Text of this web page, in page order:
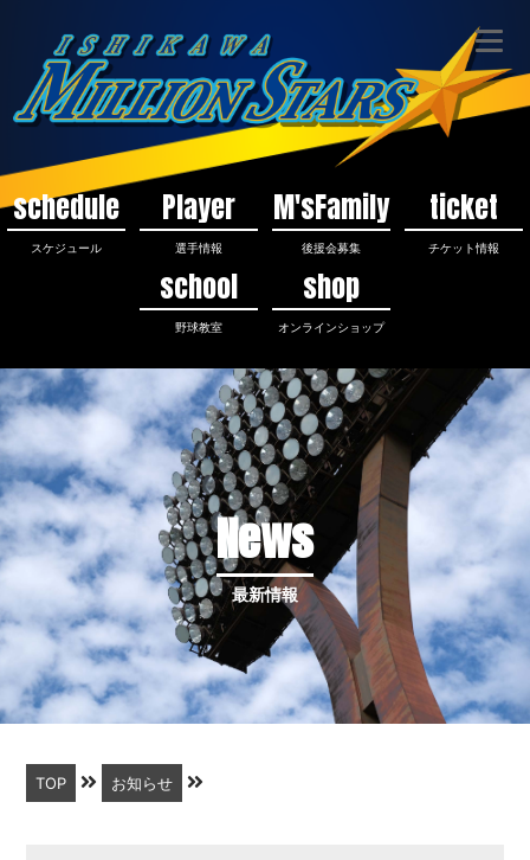
schedule
スケジュール
Player
選手情報
M'sFamily
後援会募集
ticket
チケット情報
school
野球教室
shop
オンラインショップ
News
最新情報
TOP お知らせ